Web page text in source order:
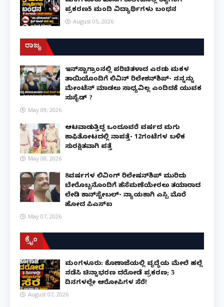
ಪ್ರಕರಣ5 ಮಂದಿ ವಿದ್ಯಾರ್ಥಿಗಳು ಬಂಧನ
August 05, 2026
ರಾಜ್ಯ
ಇನ್​ಸ್ಟಾಗ್ರಾಂನಲ್ಲಿ ಪರಿಚಿತಳಾದ ಎರಡು ಮಕ್ಕಳ
ತಾಯಿಯೊಂದಿಗೆ ಲಿವಿನ್ ರಿಲೇಶನ್​ಶಿಪ್- ನನ್ನನ್ನು
ಮೇಂಟೆನ್ ಮಾಡಲು ಸಾಧ್ಯವಿಲ್ಲ ಎಂದಿದಕ್ಕೆ ಯುವಕ
ಸುಸೈಡ್ ?
May 09, 2026
ಆಟವಾಡುತ್ತಿದ್ದ ಒಂದೂವರೆ ವರ್ಷದ ಮಗು
ಕಾಫಿತೋಟದಲ್ಲಿ ನಾಪತ್ತೆ- 12ಗಂಟೆಗಳ ಬಳಿಕ
ಸುರಕ್ಷಿತವಾಗಿ ಪತ್ತೆ
May 08, 2026
8ವರ್ಷಗಳ ಲಿವಿಂಗ್‌ ರಿಲೇಷನ್‌ಶಿಪ್ ಮುರಿದು
ಬೇರೊಬ್ಬನೊಂದಿಗೆ ಹೆಸೆಮಣೆಯೇರಲು ತಯಾರಾದ
ಲೇಡಿ ಕಾನ್‌ಸ್ಟೇಬಲ್- ನ್ಯಾಯಕ್ಕಾಗಿ ಎಸ್ಪಿ ಮೊರೆ
ಹೋದ ಪಿಎಸ್ಐ
May 07, 2026
ಕ್ರೈಂ
ಮಂಗಳೂರು: ಕೊಣಾಜೆಯಲ್ಲಿ ವೃದ್ಧೆಯ ಮೇಲೆ ಹಲ್ಲೆ
ನಡೆಸಿ ಚಿನ್ನಾಭರಣ ದರೋಡೆ ಪ್ರಕರಣ; 3
ದಿನಗಳಲ್ಲೇ ಆರೋಪಿಗಳ ಸೆರೆ!
August 07, 2026